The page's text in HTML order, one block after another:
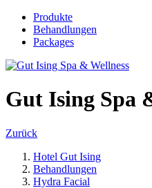
Produkte
Behandlungen
Packages
Gut Ising Spa
Zurück
Hotel Gut Ising
Behandlungen
Hydra Facial